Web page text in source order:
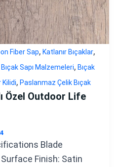
Fiber Sap, Katlanır Bıçaklar,
Bıçak Sapı Malzemeleri, Bıçak
Kilidi, Paslanmaz Çelik Bıçak
Özel Outdoor Life
Blade
Finish: Satin